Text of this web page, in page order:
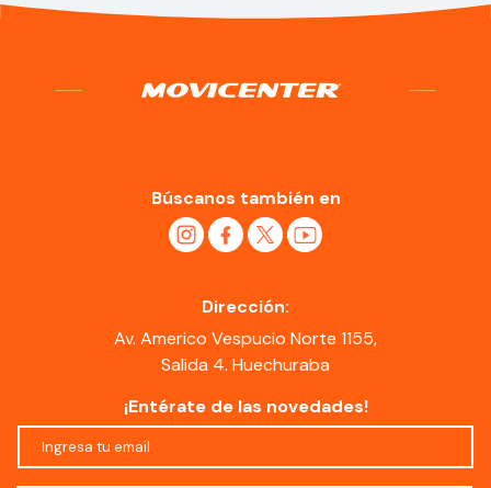
Búscanos también en
Dirección:
Av. Americo Vespucio Norte 1155,
Salida 4. Huechuraba
¡Entérate de las novedades!